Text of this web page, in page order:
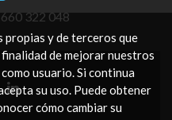
y de terceros que
de mejorar nuestros
usuario. Si continua
su uso. Puede obtener
cómo cambiar su
322 048
Go
to